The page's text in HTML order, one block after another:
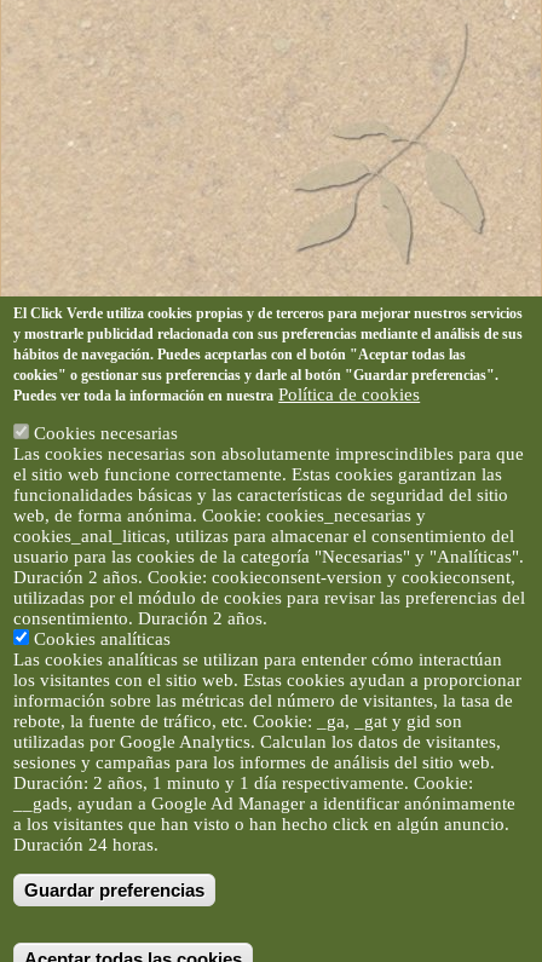
Artículos e imágenes son propiedad de elclickverde ©. No se
permite la difusión de los textos ni imágenes sin permiso de
contenido de este portal. (Ver
El Click Verde utiliza cookies propias y de terceros para mejorar nuestros servicios
y mostrarle publicidad relacionada con sus preferencias mediante el análisis de sus
hábitos de navegación. Puedes aceptarlas con el botón "Aceptar todas las
cookies" o gestionar sus preferencias y darle al botón "Guardar preferencias".
Puedes ver toda la información en nuestra Política de cookies
Cookies necesarias
Las cookies necesarias son absolutamente imprescindibles para que
el sitio web funcione correctamente. Estas cookies garantizan las
funcionalidades básicas y las características de seguridad del sitio
web, de forma anónima. Cookie: cookies_necesarias y
cookies_anal_liticas, utilizas para almacenar el consentimiento del
usuario para las cookies de la categoría "Necesarias" y "Analíticas".
Duración 2 años. Cookie: cookieconsent-version y cookieconsent,
utilizadas por el módulo de cookies para revisar las preferencias del
consentimiento. Duración 2 años.
Cookies analíticas
Las cookies analíticas se utilizan para entender cómo interactúan
los visitantes con el sitio web. Estas cookies ayudan a proporcionar
información sobre las métricas del número de visitantes, la tasa de
rebote, la fuente de tráfico, etc. Cookie: _ga, _gat y gid son
utilizadas por Google Analytics. Calculan los datos de visitantes,
sesiones y campañas para los informes de análisis del sitio web.
Duración: 2 años, 1 minuto y 1 día respectivamente. Cookie:
__gads, ayudan a Google Ad Manager a identificar anónimamente
a los visitantes que han visto o han hecho click en algún anuncio.
Duración 24 horas.
Guardar preferencias